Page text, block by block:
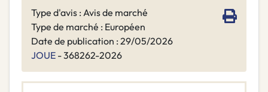
Type d'avis : Avis de marché
Type de marché : Européen
Date de publication : 29/05/2026
JOUE - 368262-2026